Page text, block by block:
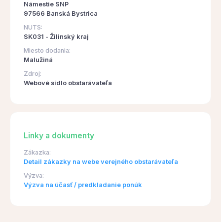
Námestie SNP
97566 Banská Bystrica
NUTS:
SK031 - Žilinský kraj
Miesto dodania:
Malužiná
Zdroj:
Webové sídlo obstarávateľa
Linky a dokumenty
Zákazka:
Detail zákazky na webe verejného obstarávateľa
Výzva:
Výzva na účasť / predkladanie ponúk